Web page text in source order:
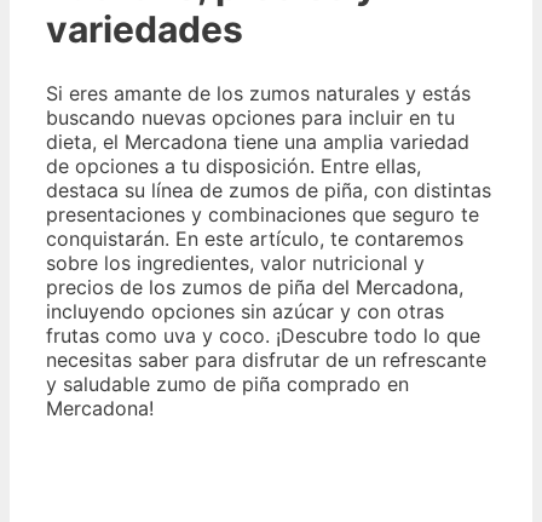
variedades
Si eres amante de los zumos naturales y estás
buscando nuevas opciones para incluir en tu
dieta, el Mercadona tiene una amplia variedad
de opciones a tu disposición. Entre ellas,
destaca su línea de zumos de piña, con distintas
presentaciones y combinaciones que seguro te
conquistarán. En este artículo, te contaremos
sobre los ingredientes, valor nutricional y
precios de los zumos de piña del Mercadona,
incluyendo opciones sin azúcar y con otras
frutas como uva y coco. ¡Descubre todo lo que
necesitas saber para disfrutar de un refrescante
y saludable zumo de piña comprado en
Mercadona!